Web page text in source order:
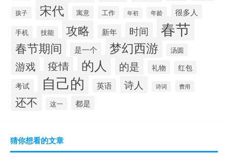
孩子 宋代 寓意 工作 年初 年龄 很多人
手机 技能 攻略 新年 时间 春节
春节期间 是一个 梦幻西游 汤圆
游戏 疫情 的人 的是 礼物
红包
考试
自己的 英语 诗人 诗词 费用
还不 这一 都是
猜你想看的文章